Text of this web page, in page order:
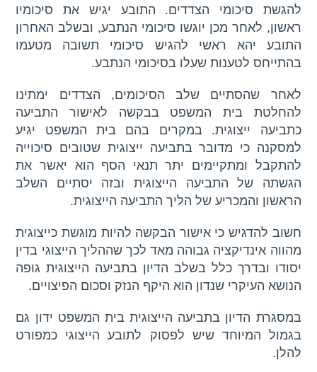
להגשת סיכומי הצדדים. התובע יגיש את סיכומיו
ראשון, לאחר מכן יוגשו סיכומי הנתבע, ובשלב האחרון
התובע יהא ראשי להגיש סיכומי תשובה מטעמו
בהתייחס לטענות שעלו בסיכומי הנתבע.
לאחר שהסתיים שלב הסיכומים, הצדדים ימתינו
להחלטת בית המשפט בבקשה לאישור התביעה
כתביעה ייצוגית. במקרים בהם בית המשפט יגיע
למסקנה כי מדובר בתביעה ייצוגית שטובים סיכוייה
להתקבל ומתקיימים יתר תנאי הסף הוא יאשר את
הגשתה של התביעה הייצוגית ובזה יסתיים השלב
הראשון והמכריע של הליך התביעה הייצוגית.
חשוב להדגיש כי אישור הבקשה להיות מוגשת כייצוגית
מהווה אינדיקציה גבוהה מאד לכך שההליך הייצוגי בדין
יסודו ובדרך כלל בשלב הדיון בתביעה הייצוגית גופה
הנושא העיקרי שנדון הוא היקף הנזק וסכום הפיצויים.
במסגרת הדיון בתביעה הייצוגית בית המשפט ידון גם
בגמול המיוחד שיש לפסוק לתובע הייצוגי כמפורט
להלן.